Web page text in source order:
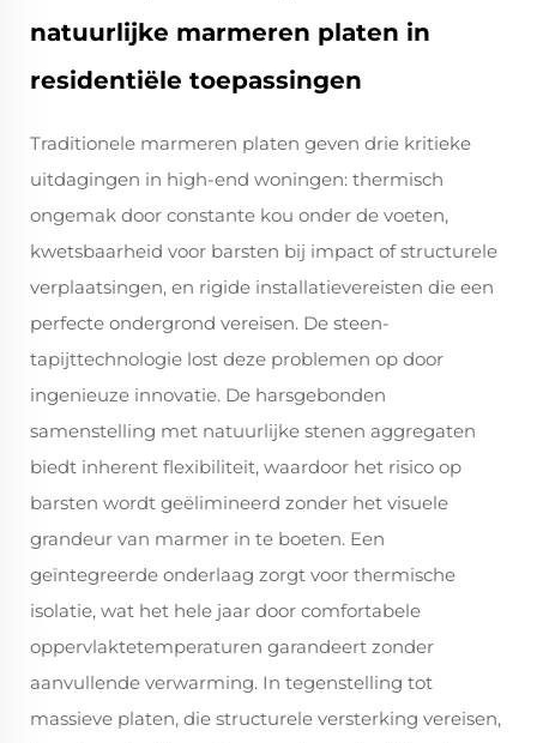
natuurlijke marmeren platen in
residentiële toepassingen
Traditionele marmeren platen geven drie kritieke
uitdagingen in high-end woningen: thermisch
ongemak door constante kou onder de voeten,
kwetsbaarheid voor barsten bij impact of structurele
verplaatsingen, en rigide installatievereisten die een
perfecte ondergrond vereisen. De steen-
tapijttechnologie lost deze problemen op door
ingenieuze innovatie. De harsgebonden
samenstelling met natuurlijke stenen aggregaten
biedt inherent flexibiliteit, waardoor het risico op
barsten wordt geëlimineerd zonder het visuele
grandeur van marmer in te boeten. Een
geïntegreerde onderlaag zorgt voor thermische
isolatie, wat het hele jaar door comfortabele
oppervlaktetemperaturen garandeert zonder
aanvullende verwarming. In tegenstelling tot
massieve platen, die structurele versterking vereisen,